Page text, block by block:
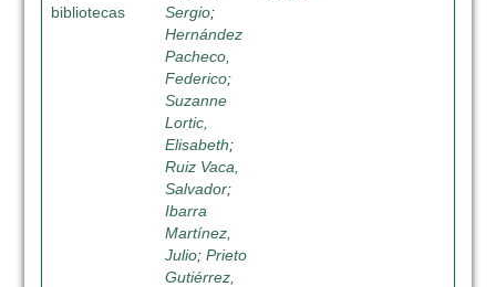
bibliotecas
Sergio;
Hernández
Pacheco,
Federico;
Suzanne
Lortic,
Elisabeth;
Ruiz Vaca,
Salvador;
Ibarra
Martínez,
Julio;Prieto
Gutiérrez,